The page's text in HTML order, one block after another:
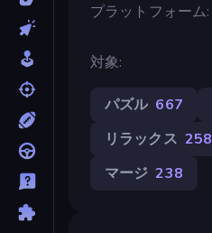
プラットフォーム
対象
パズル 667
リラックス 258
マージ 238